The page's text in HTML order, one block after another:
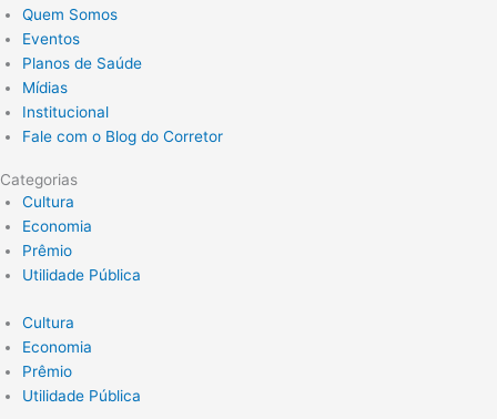
Quem Somos
Eventos
Planos de Saúde
Mídias
Institucional
Fale com o Blog do Corretor
Categorias
Cultura
Economia
Prêmio
Utilidade Pública
Cultura
Economia
Prêmio
Utilidade Pública